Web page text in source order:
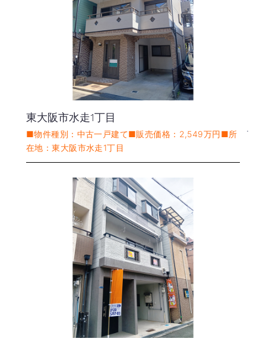
東大阪市水走1丁目
■物件種別：中古一戸建て■販売価格：2,549万円■所
在地：東大阪市水走1丁目